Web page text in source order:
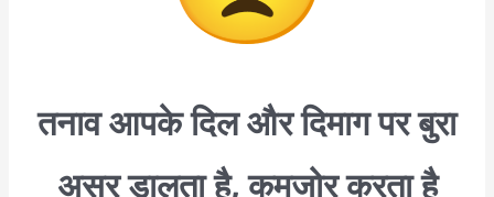
तनाव आपके दिल और दिमाग पर बुरा
असर डालता है, कमजोर करता है